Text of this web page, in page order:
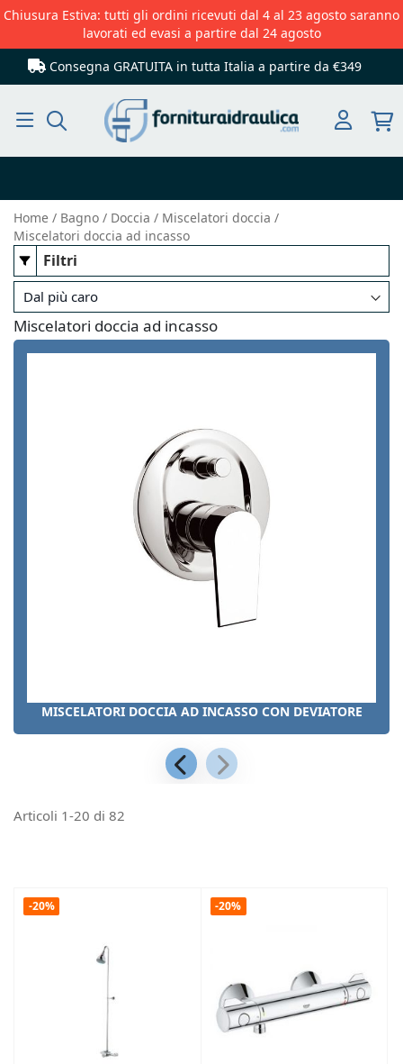
Chiusura Estiva: tutti gli ordini ricevuti dal 4 al 23 agosto saranno
lavorati ed evasi a partire dal 24 agosto
Consegna GRATUITA in tutta Italia a partire da €349
Home Bagno Doccia
Miscelatori doccia
Miscelatori doccia ad incasso
Miscelatori doccia ad incasso
MISCELATORI DOCCIA AD INCASSO CON DEVIATORE
Articoli 1-20 di 82
-20% -20%
Filtri